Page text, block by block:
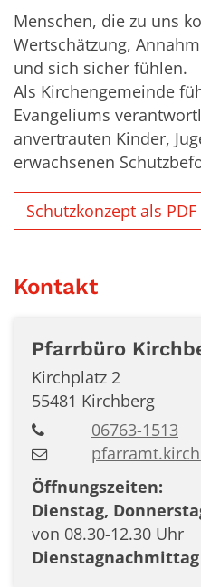
Menschen, die zu uns
Wertschätzung,
und sich sicher fühlen.
Als Kirchengemeinde
Evangeliums
anvertrauten Kinder,
erwachsenen
Schutzkonzept als PDF
Kontakt
Pfarrbüro
Kirchplatz 2
55481 Kirchberg
06763-1513
Öffnungszeiten:
Dienstag,
von 08.30-12.30 Uhr
Dienstagnachmittag